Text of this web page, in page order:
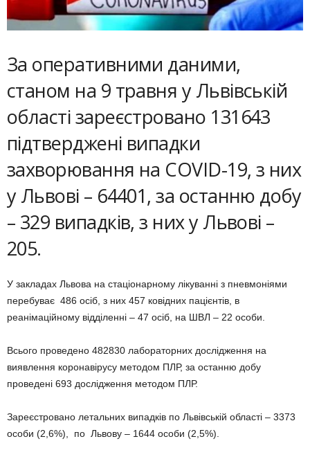
За оперативними даними,
станом на 9 травня у Львівській
області зареєстровано 131643
підтверджені випадки
захворювання на COVID-19, з них
у Львові – 64401, за останню добу
– 329 випадків, з них у Львові –
205.
У закладах Львова на стаціонарному лікуванні з пневмоніями
перебуває 486 осіб, з них 457 ковідних пацієнтів, в
реанімаційному відділенні – 47 осіб, на ШВЛ – 22 особи.
Всього проведено 482830 лабораторних дослідження на
виявлення коронавірусу методом ПЛР, за останню добу
проведені 693 дослідження методом ПЛР.
Зареєстровано летальних випадків по Львівській області – 3373
особи (2,6%), по Львову – 1644 особи (2,5%).